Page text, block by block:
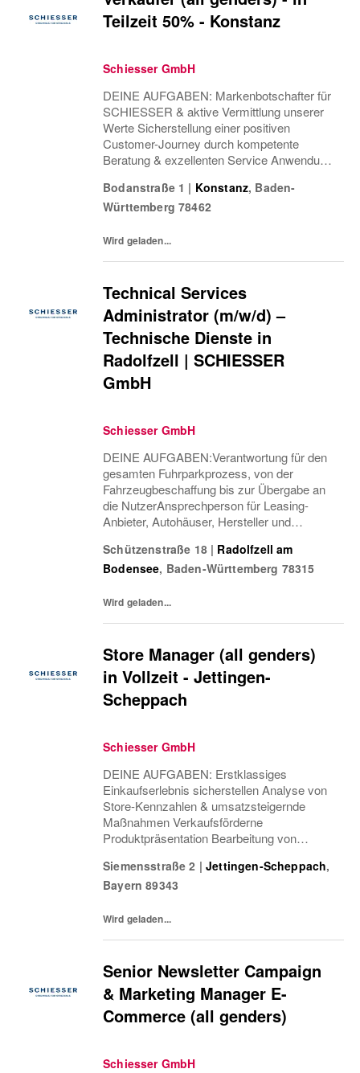
Teilzeit 50% - Konstanz
Schiesser GmbH
DEINE AUFGABEN: Markenbotschafter für
SCHIESSER & aktive Vermittlung unserer
Werte Sicherstellung einer positiven
Customer-Journey durch kompetente
Beratung & exzellenten Service Anwendung
Optimierung des Einkaufserlebnisses
Sicherstellung einer attraktiven...
Bodanstraße 1 | Konstanz, Baden-
Württemberg 78462
Wird geladen...
Technical Services
Administrator (m/w/d) –
Technische Dienste in
Radolfzell | SCHIESSER
GmbH
Schiesser GmbH
DEINE AUFGABEN:Verantwortung für den
gesamten Fuhrparkprozess, von der
Fahrzeugbeschaffung bis zur Übergabe an
die NutzerAnsprechperson für Leasing-
Anbieter, Autohäuser, Hersteller und
Abwicklung von
VersicherungsfällenInternationales
Schützenstraße 18 | Radolfzell am
Bodensee, Baden-Württemberg 78315
Wird geladen...
Store Manager (all genders)
in Vollzeit - Jettingen-
Scheppach
Schiesser GmbH
DEINE AUFGABEN: Erstklassiges
Einkaufserlebnis sicherstellen Analyse von
Store-Kennzahlen & umsatzsteigernde
Maßnahmen Verkaufsförderne
Produktpräsentation Bearbeitung von
-entwicklung Einsatzplanung & Besetzung
offener Positionen Verantwortung Health &...
Siemensstraße 2 | Jettingen-Scheppach,
Bayern 89343
Wird geladen...
Senior Newsletter Campaign
& Marketing Manager E-
Commerce (all genders)
Schiesser GmbH